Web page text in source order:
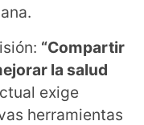
“Compartir
la salud
exige
herramientas